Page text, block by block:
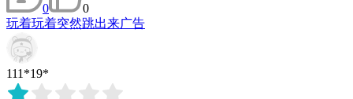
0
0
玩着玩着突然跳出来广告
111*19*